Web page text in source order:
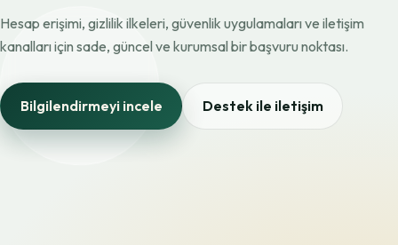
Hesap erişimi, gizlilik ilkeleri, güvenlik uygulamaları ve iletişim
kanalları için sade, güncel ve kurumsal bir başvuru noktası.
Bilgilendirmeyi incele Destek ile iletişim